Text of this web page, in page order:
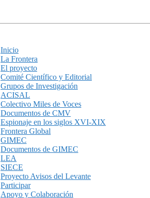
Inicio
La Frontera
El proyecto
Comité Científico y Editorial
Grupos de Investigación
ACISAL
Colectivo Miles de Voces
Documentos de CMV
Espionaje en los siglos XVI-XIX
Frontera Global
GIMEC
Documentos de GIMEC
LEA
SIECE
Proyecto Avisos del Levante
Participar
Apoyo y Colaboración